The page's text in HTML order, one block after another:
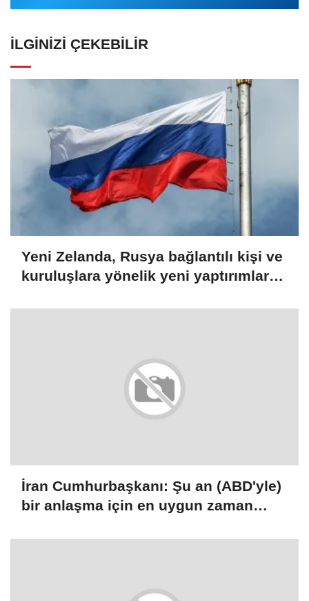
İLGINIZI ÇEKEBILIR
Yeni Zelanda, Rusya bağlantılı kişi ve
kuruluşlara yönelik yeni yaptırımlar
İran Cumhurbaşkanı: Şu an (ABD'yle)
bir anlaşma için en uygun zaman